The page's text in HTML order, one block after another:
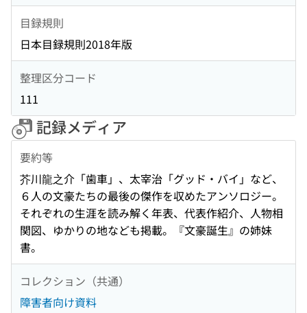
目録規則
日本目録規則2018年版
整理区分コード
111
記録メディア
要約等
芥川龍之介「歯車」、太宰治「グッド・バイ」など、
６人の文豪たちの最後の傑作を収めたアンソロジー。
それぞれの生涯を読み解く年表、代表作紹介、人物相
関図、ゆかりの地なども掲載。『文豪誕生』の姉妹
書。
コレクション（共通）
障害者向け資料